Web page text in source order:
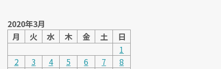
2020年3月
月
火 水 木 金 土
日
1
2
3 4 5 6 7
8